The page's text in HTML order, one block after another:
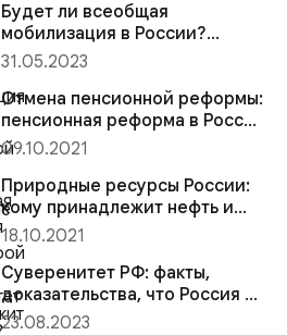
Будет ли всеобщая
мобилизация в России?
Почему она обернется
избежать?
31.05.2023
Отмена пенсионной реформы:
пенсионная реформа в России
— хорошие новости
09.10.2021
Природные ресурсы России:
кому принадлежит нефть и
другие природные богатства
18.10.2021
Суверенитет РФ: факты,
доказательства, что Россия —
колония
23.08.2023